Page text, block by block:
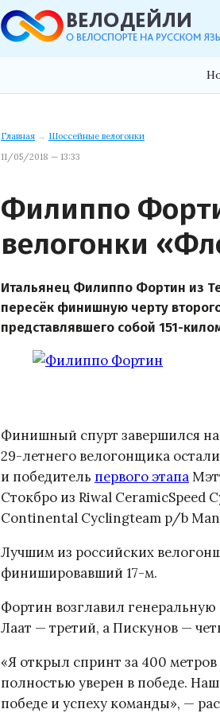
Главная → Шоссейные велогонки
11/05/2018 — 13:33
Филиппо
велогонки
Итальянец Филиппо Фортин из
пересёк финишную черту
представлявшего собой 151-
Финишный спурт завершился на
29-летнего велогонщика
и победитель первого этапа
Стокбро из Riwal CeramicSpeed
Continental Cyclingteam p/b
Лучшим из российских
финишировавший 17-м.
Фортин возглавил
Лаат — третий, а Пискунов —
«Я открыл спринт за 400
полностью уверен в победе.
победе и успеху команды», —